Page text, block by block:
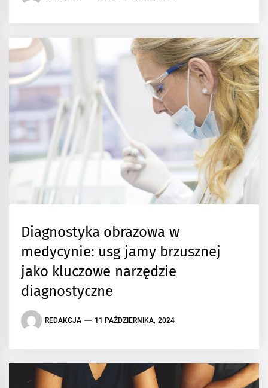
Diagnostyka obrazowa w
medycynie: usg jamy brzusznej
jako kluczowe narzędzie
diagnostyczne
REDAKCJA 11 PAŹDZIERNIKA, 2024